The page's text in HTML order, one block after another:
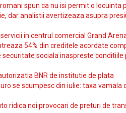
spun ca nu isi permit o locuinta
dar analistii avertizeaza asupra
in centrul comercial Grand
54% din creditele acordate
sociala inaspreste
BNR de institutie de plata
se scumpesc din iulie: taxa vamala
ridica noi provocari de preturi de